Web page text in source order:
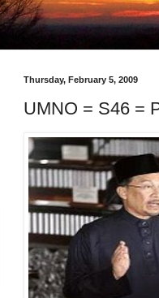
Thursday, February 5, 2009
UMNO = S46 =